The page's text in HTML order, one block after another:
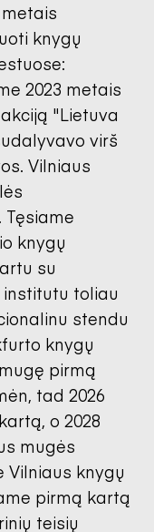
knygų
2023 metais
"Lietuva
virš
Vilniaus
knygų
su
toliau
stendu
knygų
pirmą
tad 2026
o 2028
mugės
Vilniaus knygų
pirmą kartą
teisių